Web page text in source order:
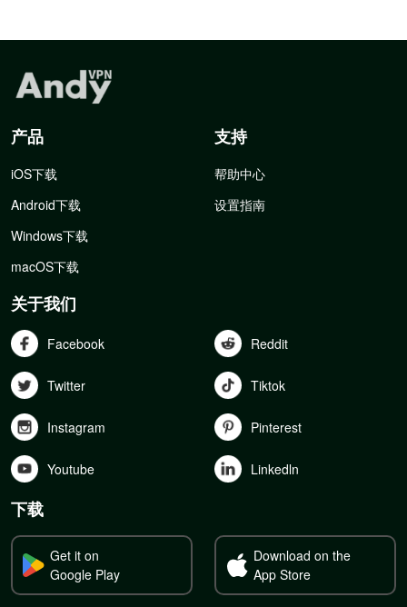
产品
iOS下载
Android下载
Windows下载
macOS下载
支持
帮助中心
设置指南
关于我们
Facebook Reddit
Twitter Tiktok
Instagram Pinterest
Youtube Linkedln
下载
Get it on
Google Play
Download on the
App Store